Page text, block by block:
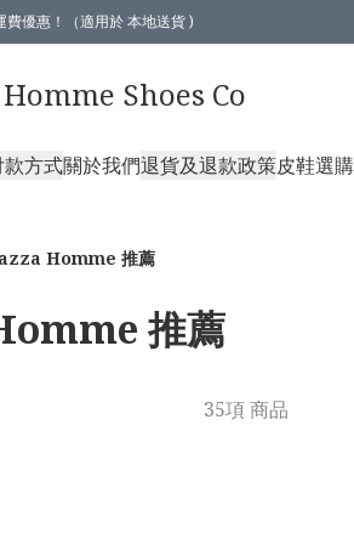
優惠！（適用於 本地送貨 )
Shoes Co
款方式關於我們退貨及退款政策皮鞋選
Homme 推薦
推薦
35項 商品